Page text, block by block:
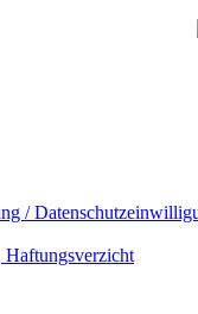
/
Haftungsverzicht